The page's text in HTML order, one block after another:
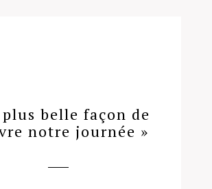
plus belle façon de
notre journée »